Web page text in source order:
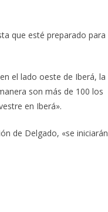
que esté preparado para
el lado oeste de Iberá, la
son más de 100 los
en Iberá».
de Delgado, «se iniciarán